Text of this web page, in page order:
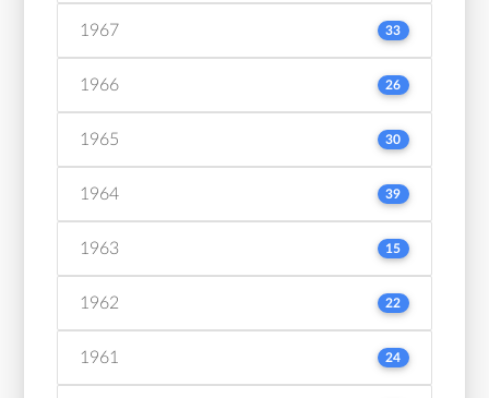
1967 33
1966 26
1965 30
1964 39
1963 15
1962 22
1961 24